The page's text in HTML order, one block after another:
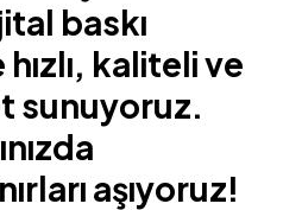
baskı
kaliteli ve
sunuyoruz.
aşıyoruz!